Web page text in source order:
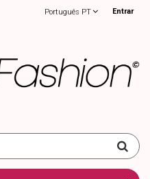
Entrar
Português PT